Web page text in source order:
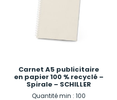
Carnet A5 publicitaire
en papier 100 % recyclé –
Spirale – SCHILLER
Quantité min : 100